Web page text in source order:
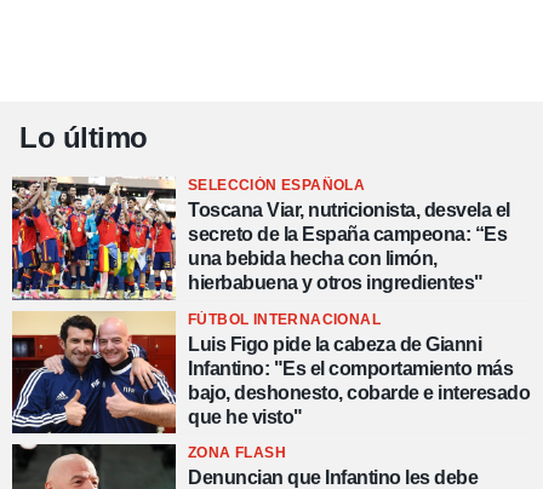
Lo último
SELECCIÓN ESPAÑOLA
Toscana Viar, nutricionista, desvela el
secreto de la España campeona: “Es
una bebida hecha con limón,
hierbabuena y otros ingredientes"
FÚTBOL INTERNACIONAL
Luis Figo pide la cabeza de Gianni
Infantino: "Es el comportamiento más
bajo, deshonesto, cobarde e interesado
que he visto"
ZONA FLASH
Denuncian que Infantino les debe